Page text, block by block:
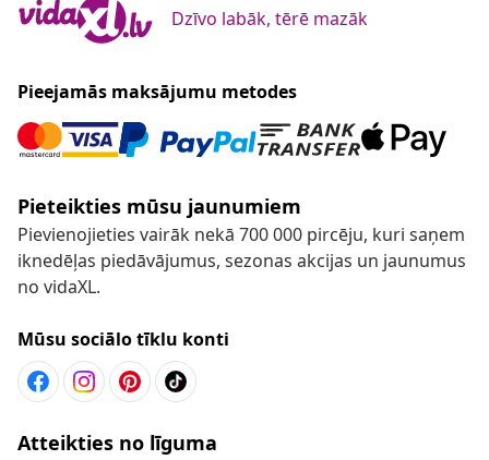
Dzīvo labāk, tērē mazāk
Pieejamās maksājumu metodes
Pieteikties mūsu jaunumiem
Pievienojieties vairāk nekā 700 000 pircēju, kuri saņem
iknedēļas piedāvājumus, sezonas akcijas un jaunumus
no vidaXL.
Mūsu sociālo tīklu konti
Atteikties no līguma